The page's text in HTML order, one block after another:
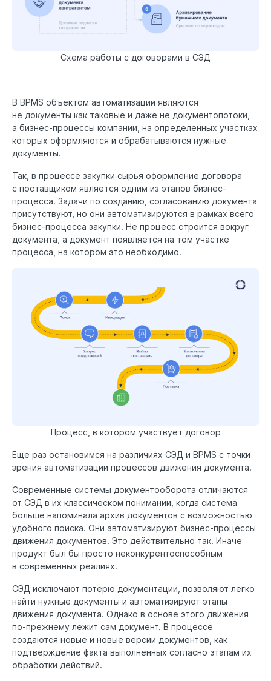
Схема работы с договорами в СЭД
В BPMS объектом автоматизации являются
не документы как таковые и даже не документопотоки,
а бизнес-процессы компании, на определенных участках
которых оформляются и обрабатываются нужные
документы.
Так, в процессе закупки сырья оформление договора
с поставщиком является одним из этапов бизнес-
процесса. Задачи по созданию, согласованию документа
присутствуют, но они автоматизируются в рамках всего
бизнес-процесса закупки. Не процесс строится вокруг
документа, а документ появляется на том участке
процесса, на котором это необходимо.
Процесс, в котором участвует договор
Еще раз остановимся на различиях СЭД и BPMS с точки
зрения автоматизации процессов движения документа.
Современные системы документооборота отличаются
от СЭД в их классическом понимании, когда система
больше напоминала архив документов с возможностью
удобного поиска. Они автоматизируют бизнес-процессы
движения документов. Это действительно так. Иначе
продукт был бы просто неконкурентоспособным
в современных реалиях.
СЭД исключают потерю документации, позволяют легко
найти нужные документы и автоматизируют этапы
движения документа. Однако в основе этого движения
по-прежнему лежит сам документ. В процессе
создаются новые и новые версии документов, как
подтверждение факта выполненных согласно этапам их
обработки действий.